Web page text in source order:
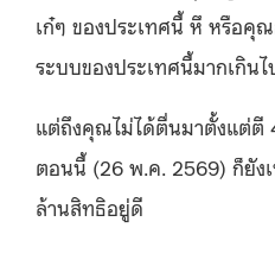
เก๋ๆ ของประเทศนี้ หึ หรือคุ
ระบบของประเทศนี้มากเกินไ
แต่ถึงคุณไม่ได้ตื่นมาตั้งแต่ตี
ตอนนี้ (26 พ.ค. 2569) ก็ยัง
ล้านสิทธิอยู่ดี